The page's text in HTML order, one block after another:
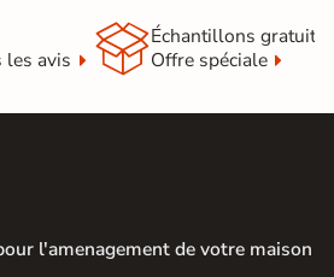
les avis
Échantillons gratuit
Offre spéciale
l'amenagement de votre maison